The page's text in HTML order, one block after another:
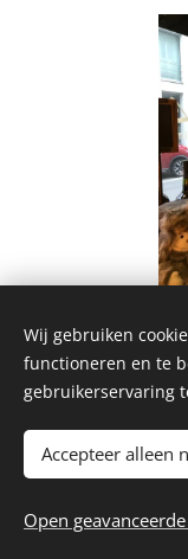
Share
©
Wij gebruiken
functioneren en te
gebruikerservaring
Accepteer alleen
Open